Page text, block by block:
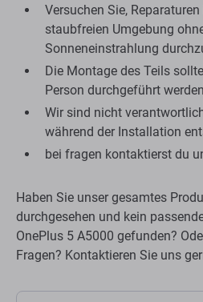
Versuchen Sie,
staubfreien Umgebung
Sonneneinstrahlung
Die Montage des Teils
Person durchgeführt werden
Wir sind nicht
während der Installation
bei fragen kontaktierst du
Haben Sie unser gesamtes
durchgesehen und kein
OnePlus 5 A5000 gefunden?
Fragen? Kontaktieren Sie uns